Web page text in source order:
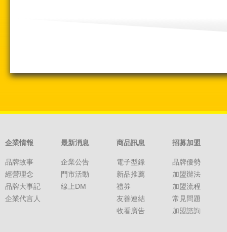
企業情報
品牌故事
經營理念
品牌大事記
企業代言人
最新消息
企業公告
門市活動
線上DM
商品訊息
電子型錄
新品推薦
禮券
友善連結
收看廣告
招募加盟
品牌優勢
加盟辦法
加盟流程
常見問題
加盟諮詢